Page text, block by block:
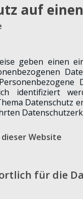
Altershilfe fordert die
für die Gemeinde
zunächst
im Rahmen
auf
geben einen
identifiziert
Datenschutz
Website
für die